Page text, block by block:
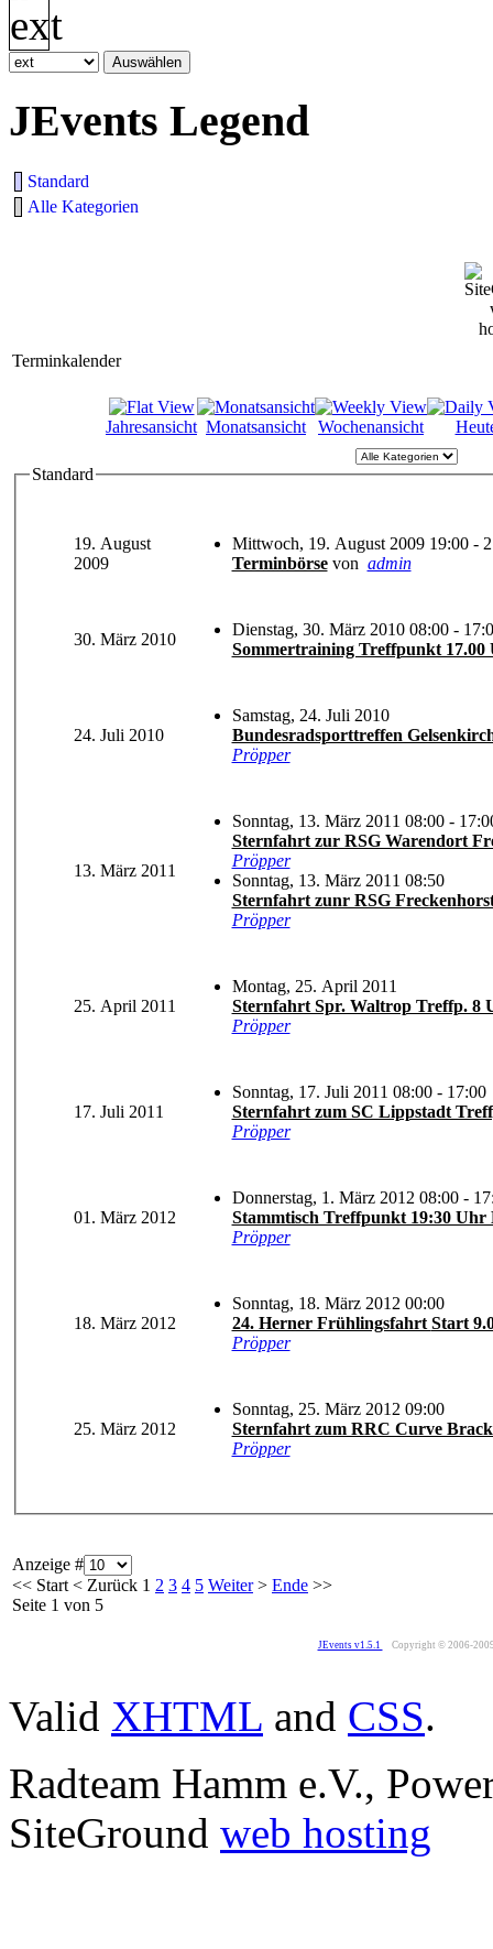
JEvents Legend
Standard
Alle Kategorien
Terminkalender
Jahresansicht Monatsansicht Wochenansicht
Standard
19. August
2009
Mittwoch, 19. August 2009 19:00 -
Terminbörse von admin
30. März 2010
Dienstag, 30. März 2010 08:00 -
Sommertraining Treffpunkt 17.00
24. Juli 2010
Samstag, 24. Juli 2010
Bundesradsporttreffen
Pröpper
13. März 2011
Sonntag, 13. März 2011 08:00 -
Pröpper
Sonntag, 13. März 2011 08:50
Sternfahrt zunr RSG
Pröpper
25. April 2011
Montag, 25. April 2011
Sternfahrt Spr. Waltrop Treffp. 8
Pröpper
17. Juli 2011
Sonntag, 17. Juli 2011 08:00 - 17:00
Sternfahrt zum SC Lippstadt
Pröpper
01. März 2012
Donnerstag, 1. März 2012 08:00 -
Stammtisch Treffpunkt 19:30 Uhr
Pröpper
18. März 2012
Sonntag, 18. März 2012 00:00
24. Herner
Pröpper
25. März 2012
Sonntag, 25. März 2012 09:00
Pröpper
Anzeige #
<< Start < Zurück 1 2 3 4 5 Weiter> Ende >>
Seite 1 von 5
JEvents v1.5.1 Copyright © 2006-
Valid XHTML and CSS.
Radteam Hamm e.V.,
SiteGround web hosting